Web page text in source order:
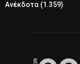
Ανέκδοτα (1.359)